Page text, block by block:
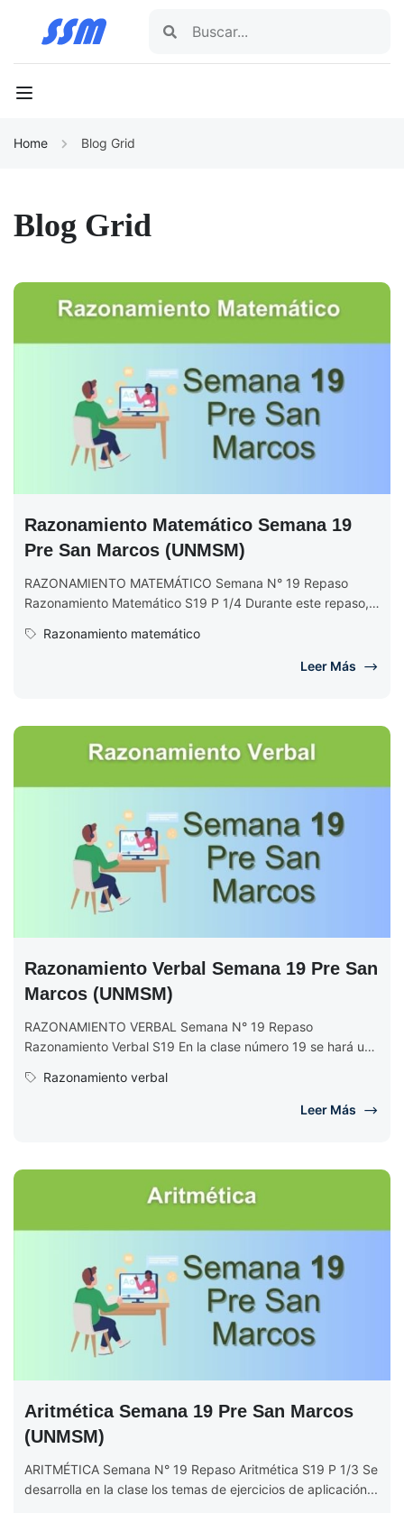
Home Blog Grid
Blog Grid
Razonamiento Matemático Semana 19
Pre San Marcos (UNMSM)
RAZONAMIENTO MATEMÁTICO Semana N° 19 Repaso
Razonamiento Matemático S19 P 1/4 Durante este repaso,
Razonamiento matemático
Leer Más
Razonamiento Verbal Semana 19 Pre San
Marcos (UNMSM)
RAZONAMIENTO VERBAL Semana N° 19 Repaso
Razonamiento Verbal S19 En la clase número 19 se hará un
Razonamiento verbal
Leer Más
Aritmética Semana 19 Pre San Marcos
(UNMSM)
ARITMÉTICA Semana N° 19 Repaso Aritmética S19 P 1/3 Se
desarrolla en la clase los temas de ejercicios de aplicación...